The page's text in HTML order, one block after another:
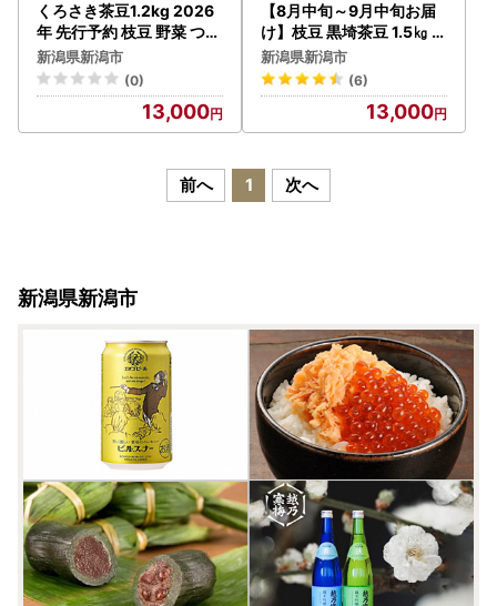
くろさき茶豆1.2kg 2026
年 先行予約 枝豆 野菜 つま
み おつまみ えだまめ エダ
マメ 新潟
新潟県新潟市
(0)
13,000
【8月中旬～9月中旬お届
け】枝豆 黒埼茶豆 1.5㎏ 枝
豆
新潟県新潟市
(6)
13,000
前へ 1 次へ
新潟県新潟市